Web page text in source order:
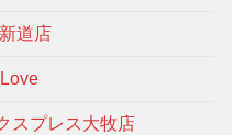
道店
スプレス大牧店